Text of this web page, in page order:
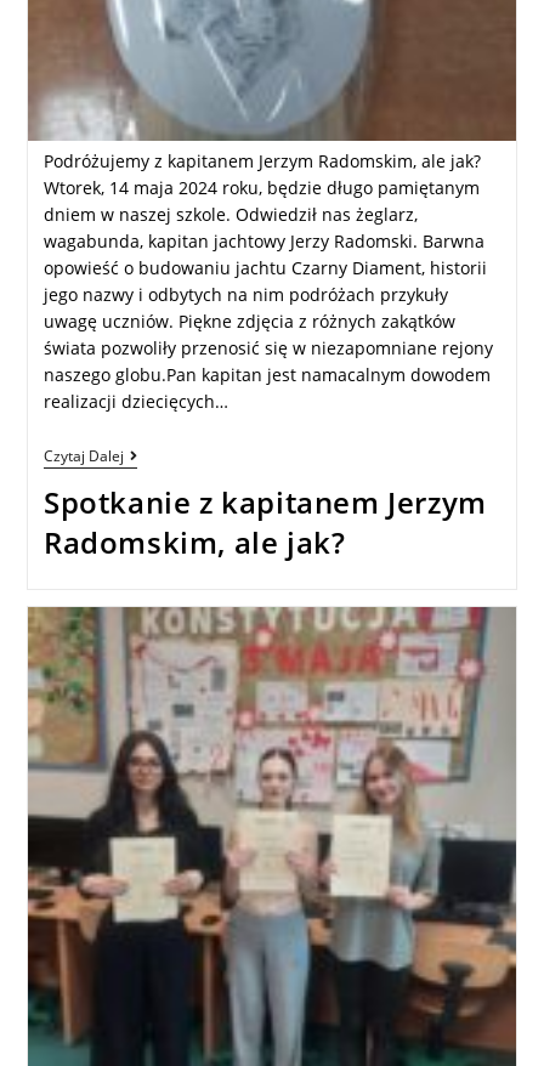
Podróżujemy z kapitanem Jerzym Radomskim, ale jak?
Wtorek, 14 maja 2024 roku, będzie długo pamiętanym
dniem w naszej szkole. Odwiedził nas żeglarz,
wagabunda, kapitan jachtowy Jerzy Radomski. Barwna
opowieść o budowaniu jachtu Czarny Diament, historii
jego nazwy i odbytych na nim podróżach przykuły
uwagę uczniów. Piękne zdjęcia z różnych zakątków
świata pozwoliły przenosić się w niezapomniane rejony
naszego globu.Pan kapitan jest namacalnym dowodem
realizacji dziecięcych…
Czytaj Dalej
Spotkanie z kapitanem Jerzym
Radomskim, ale jak?